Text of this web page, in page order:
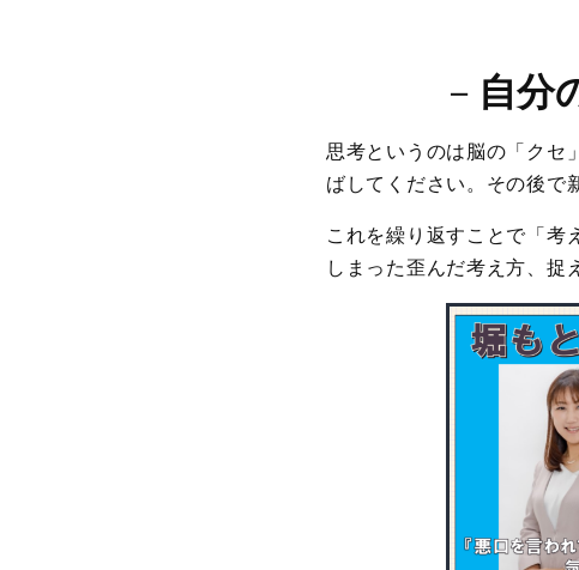
－ 自分
思考というのは脳の「クセ
ばしてください。その後で
これを繰り返すことで「考
しまった歪んだ考え方、捉